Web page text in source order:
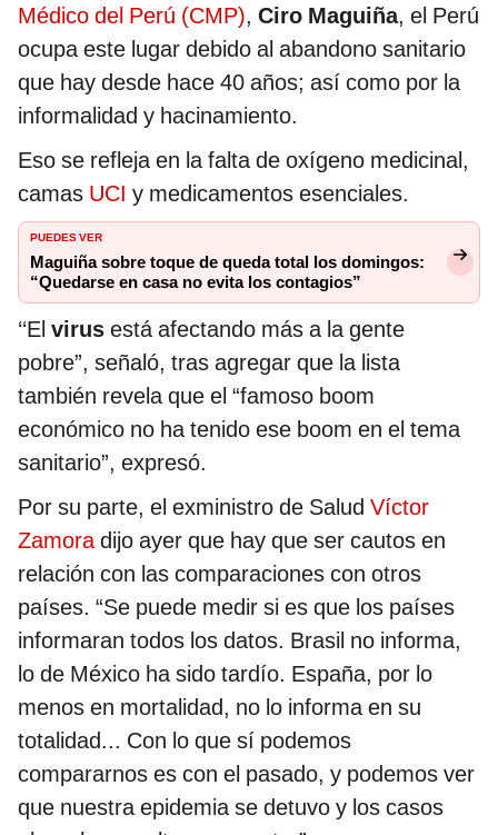
Médico del Perú (CMP), Ciro Maguiña, el Perú
ocupa este lugar debido al abandono sanitario
que hay desde hace 40 años; así como por la
informalidad y hacinamiento.
Eso se refleja en la falta de oxígeno medicinal,
camas UCI y medicamentos esenciales.
PUEDES VER
Maguiña sobre toque de queda total los domingos:
“Quedarse en casa no evita los contagios”
‘‘El virus está afectando más a la gente
pobre”, señaló, tras agregar que la lista
también revela que el “famoso boom
económico no ha tenido ese boom en el tema
sanitario”, expresó.
Por su parte, el exministro de Salud Víctor
Zamora dijo ayer que hay que ser cautos en
relación con las comparaciones con otros
países. “Se puede medir si es que los países
informaran todos los datos. Brasil no informa,
lo de México ha sido tardío. España, por lo
menos en mortalidad, no lo informa en su
totalidad... Con lo que sí podemos
compararnos es con el pasado, y podemos ver
que nuestra epidemia se detuvo y los casos